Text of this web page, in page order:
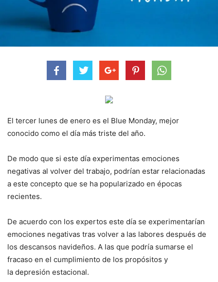
El tercer lunes de enero es el Blue Monday, mejor
conocido como el día más triste del año.
De modo que si este día experimentas emociones
negativas al volver del trabajo, podrían estar relacionadas
a este concepto que se ha popularizado en épocas
recientes.
De acuerdo con los expertos este día se experimentarían
emociones negativas tras volver a las labores después de
los descansos navideños. A las que podría sumarse el
fracaso en el cumplimiento de los propósitos y
la depresión estacional.